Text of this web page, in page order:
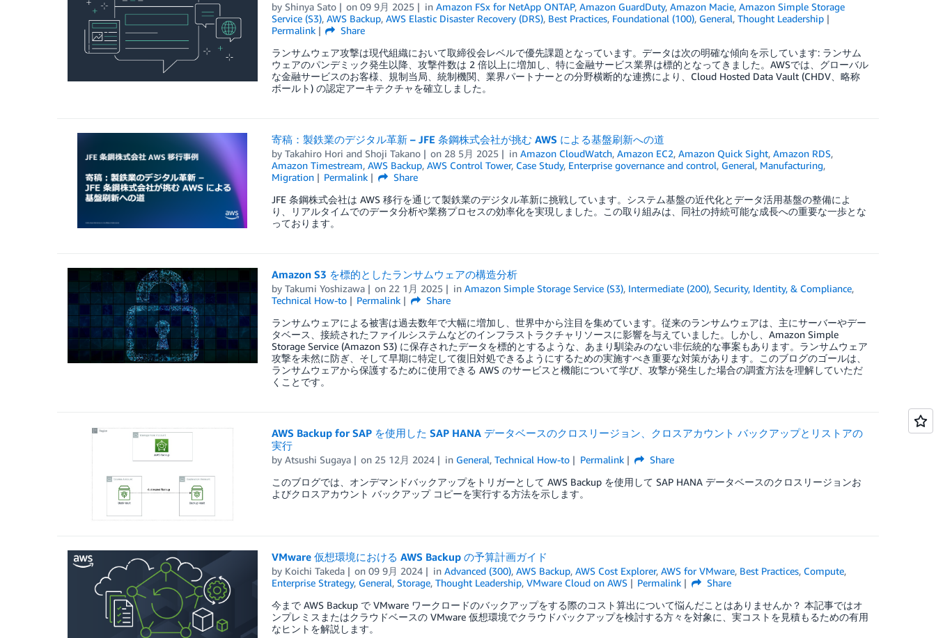
by Shinya Sato on09 9月 2025 inAmazon FSx for NetApp ONTAP,Amazon GuardDuty,Amazon Macie,Amazon Simple Storage
Service (S3), AWS Backup, AWS Elastic Disaster Recovery (DRS), Best Practices, Foundational (100), General, Thought Leadership
Permalink
Share
ランサムウェア攻撃は現代組織において取締役会レベルで優先課題となっています。データは次の明確な傾向を示しています: ランサム
ウェアのパンデミック発生以降、攻撃件数は 2 倍以上に増加し、特に金融サービス業界は標的となってきました。AWSでは、グローバル
な金融サービスのお客様、規制当局、統制機関、業界パートナーとの分野横断的な連携により、Cloud Hosted Data Vault (CHDV、略称
ボールト) の認定アーキテクチャを確立しました。
寄稿：製鉄業のデジタル革新 – JFE 条鋼株式会社が挑む AWS による基盤刷新への道
by Takahiro Hori and Shoji Takano on 28 5月 2025 inAmazon CloudWatch,Amazon EC2,Amazon Quick Sight,Amazon RDS,
Amazon Timestream, AWS Backup, AWS Control Tower, Case Study, Enterprise governance and control, General, Manufacturing,
Migration
Permalink
Share
JFE 条鋼株式会社は AWS 移行を通じて製鉄業のデジタル革新に挑戦しています。システム基盤の近代化とデータ活用基盤の整備によ
り、リアルタイムでのデータ分析や業務プロセスの効率化を実現しました。この取り組みは、同社の持続可能な成長への重要な一歩とな
っております。
Amazon S3 を標的としたランサムウェアの構造分析
by Takumi Yoshizawa on 22 1月 2025 inAmazon Simple Storage Service (S3), Intermediate (200),Security, Identity, & Compliance,
Technical How-to
Permalink
Share
ランサムウェアによる被害は過去数年で大幅に増加し、世界中から注目を集めています。従来のランサムウェアは、主にサーバーやデー
タベース、接続されたファイルシステムなどのインフラストラクチャリソースに影響を与えていました。しかし、Amazon Simple
Storage Service (Amazon S3) に保存されたデータを標的とするような、あまり馴染みのない非伝統的な事案もあります。ランサムウェア
攻撃を未然に防ぎ、そして早期に特定して復旧対処できるようにするための実施すべき重要な対策があります。このブログのゴールは、
ランサムウェアから保護するために使用できる AWS のサービスと機能について学び、攻撃が発生した場合の調査方法を理解していただ
くことです。
AWS Backup for SAP を使用した SAP HANA データベースのクロスリージョン、クロスアカウント バックアップとリストアの
実行
by Atsushi Sugaya on 25 12月 2024 in General,Technical How-to Permalink
Share
このブログでは、オンデマンドバックアップをトリガーとして AWS Backup を使用して SAP HANA データベースのクロスリージョンお
よびクロスアカウント バックアップ コピーを実行する方法を示します。
VMware 仮想環境における AWS Backup の予算計画ガイド
by Koichi Takeda on09 9月 2024 inAdvanced (300),AWS Backup,AWS Cost Explorer,AWS for VMware, Best Practices, Compute,
Enterprise Strategy, General, Storage, Thought Leadership, VMware Cloud on AWS Permalink
Share
今まで AWS Backup で VMware ワークロードのバックアップをする際のコスト算出について悩んだことはありませんか？ 本記事ではオ
ンプレミスまたはクラウドベースの VMware 仮想環境でクラウドバックアップを検討する方々を対象に、実コストを見積もるための有用
なヒントを解説します。